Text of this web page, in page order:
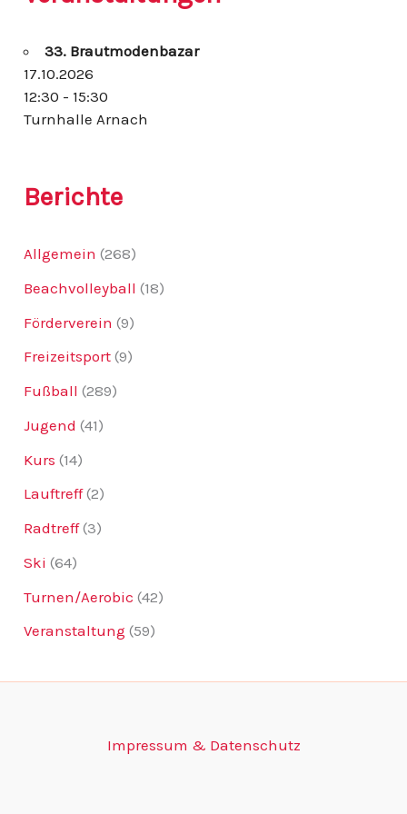
a
c
h
33. Brautmodenbazar
17.10.2026
12:30 - 15:30
Turnhalle Arnach
Berichte
Allgemein (268)
Beachvolleyball (18)
Förderverein (9)
Freizeitsport (9)
Fußball (289)
Jugend (41)
Kurs (14)
Lauftreff(2)
Radtreff(3)
Ski (64)
Turnen/Aerobic (42)
Veranstaltung (59)
Impressum & Datenschutz